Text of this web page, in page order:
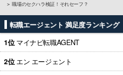
職場のセクハラ検証！それセーフ？
転職エージェント 満足度ランキング
1位 マイナビ転職AGENT
2位 エン エージェント